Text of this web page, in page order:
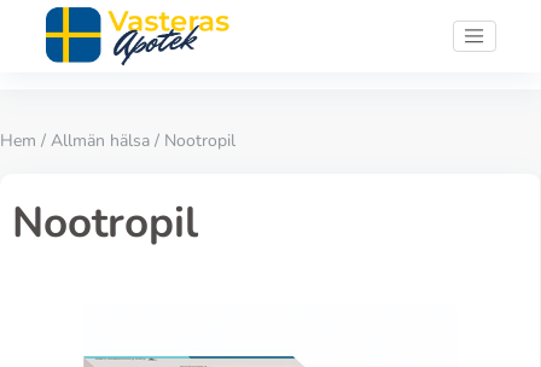
Hem / Allmän hälsa / Nootropil
Nootropil